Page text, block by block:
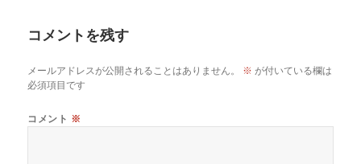
ズ
コメントを残す
メールアドレスが公開されることはありません。 ※ が付いている欄は
必須項目です
コメント ※